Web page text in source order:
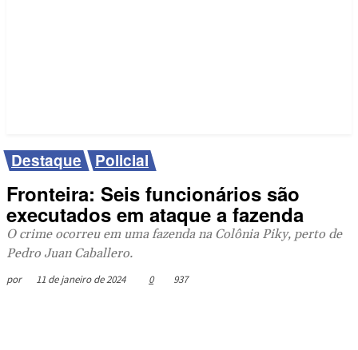
Destaque Policial
Fronteira: Seis funcionários são
executados em ataque a fazenda
O crime ocorreu em uma fazenda na Colônia Piky, perto de
Pedro Juan Caballero.
por 11 de janeiro de 2024 0 937